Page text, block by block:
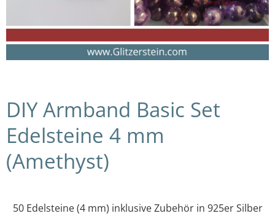
DIY Armband Basic Set
Edelsteine 4 mm
(Amethyst)
50 Edelsteine (4 mm) inklusive Zubehör in 925er Silber